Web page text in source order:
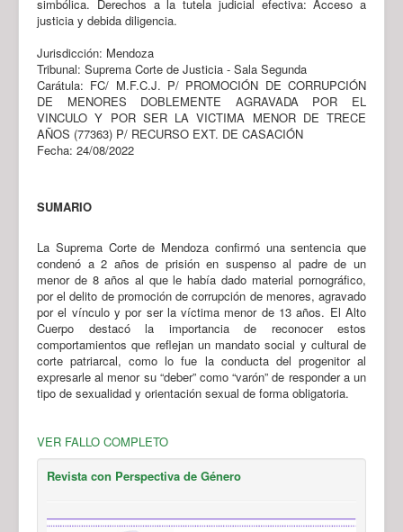
simbólica. Derechos a la tutela judicial efectiva: Acceso a
justicia y debida diligencia.
Jurisdicción: Mendoza
Tribunal: Suprema Corte de Justicia - Sala Segunda
Carátula: FC/ M.F.C.J. P/ PROMOCIÓN DE CORRUPCIÓN
DE MENORES DOBLEMENTE AGRAVADA POR EL
VINCULO Y POR SER LA VICTIMA MENOR DE TRECE
AÑOS (77363) P/ RECURSO EXT. DE CASACIÓN
Fecha: 24/08/2022
SUMARIO
La Suprema Corte de Mendoza confirmó una sentencia que
condenó a 2 años de prisión en suspenso al padre de un
menor de 8 años al que le había dado material pornográfico,
por el delito de promoción de corrupción de menores, agravado
por el vínculo y por ser la víctima menor de 13 años. El Alto
Cuerpo destacó la importancia de reconocer estos
comportamientos que reflejan un mandato social y cultural de
corte patriarcal, como lo fue la conducta del progenitor al
expresarle al menor su “deber” como “varón” de responder a un
tipo de sexualidad y orientación sexual de forma obligatoria.
VER FALLO COMPLETO
Revista con Perspectiva de Género